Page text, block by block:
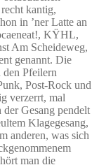
kantig,
in ’ner Latte an
KŸHL,
Am Scheideweg,
genannt. Die
den Pfeilern
Post-Rock und
verzerrt, mal
Gesang pendelt
Klagegesang,
anderen, was sich
man die